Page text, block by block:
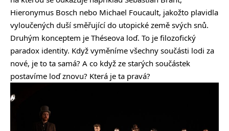
Hieronymus Bosch nebo Michael Foucault, jakožto plavidla
vyloučených duší směřující do utopické země svých snů.
Druhým konceptem je Théseova loď. To je filozofický
paradox identity. Když vyměníme všechny součásti lodi za
nové, je to ta samá? A co když ze starých součástek
postavíme loď znovu? Která je ta pravá?